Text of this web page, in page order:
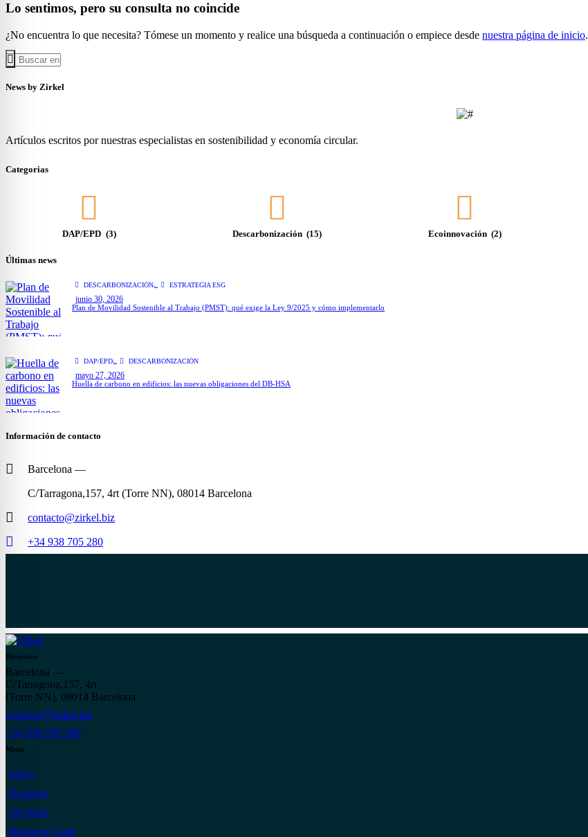
Lo sentimos, pero su consulta no coincide
¿No encuentra lo que necesita? Tómese un momento y realice una búsqueda a continuación o empiece desde nuestra página de inicio.
News by Zirkel
Artículos escritos por nuestras especialistas en sostenibilidad y economía circular.
Categorias
DAP/EPD (3) Descarbonización (15) Ecoinnovación (2)
Últimas news
DESCARBONIZACIÓN, ESTRATEGIA ESG
junio 30, 2026
Plan de Movilidad Sostenible al Trabajo (PMST): qué exige la Ley 9/2025 y cómo implementarlo
DAP/EPD DESCARBONIZACIÓN
mayo 27, 2026
Huella de carbono en edificios: las nuevas obligaciones del DB-HSA
Información de contacto
Barcelona —
C/Tarragona,157, 4rt (Torre NN), 08014 Barcelona
contacto@zirkel.biz
+34 938 705 280
Dirección
Barcelona —
C/Tarragona,157, 4rt
(Torre NN), 08014 Barcelona
contacto@zirkel.biz
+34 938 705 280
Menú
Inicio
Nosotros
Servicios
Business Cases